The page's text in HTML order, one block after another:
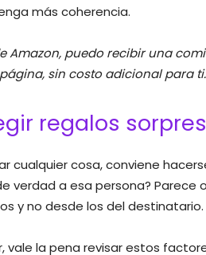
más coherencia.
Amazon, puedo recibir una
sin costo adicional para ti.
regalos
cualquier cosa, conviene
verdad a esa persona? Parece
y no desde los del
vale la pena revisar estos